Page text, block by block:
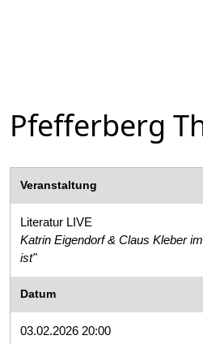
Pfefferberg
Veranstaltung
Literatur LIVE
Katrin Eigendorf & Claus Kleber
ist"
Datum
03.02.2026 20:00